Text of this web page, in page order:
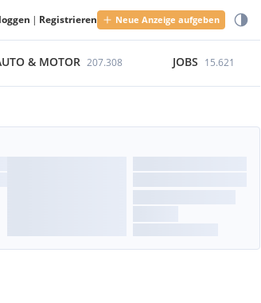
| Registrieren Neue Anzeige aufgeben
& MOTOR 207.308 JOBS 15.621